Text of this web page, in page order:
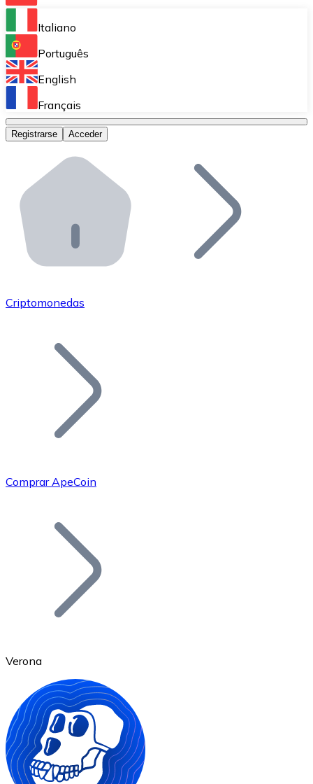
Bitnovo Ramp
Integra nuestra solución en tu plataforma.
Bitnovo Giftcards
Bitnovo OTC
Bitnovo ATM
Integra un ATM Bitnovo en tu negocio y permite que
Bitnovo API
Integra nuestra API en tu ecosistema.
Únete a nuestra red de distribuidores.
Añade tu proyecto a nuestro ecosistema.
Bitcoin
Ethereum
ETH
Italiano
Português
English
Français
Registrarse Acceder
Criptomonedas
Comprar ApeCoin
Verona